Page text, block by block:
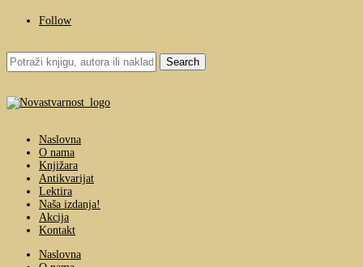
Follow
Search
for:
Naslovna
O nama
Knjižara
Antikvarijat
Lektira
Naša izdanja!
Akcija
Kontakt
Naslovna